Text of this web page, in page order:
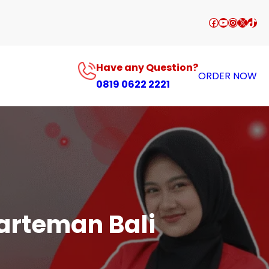
Facebook
YouTube
X
Have any Question?
0819 0622 2221
ORDER NOW
Bali